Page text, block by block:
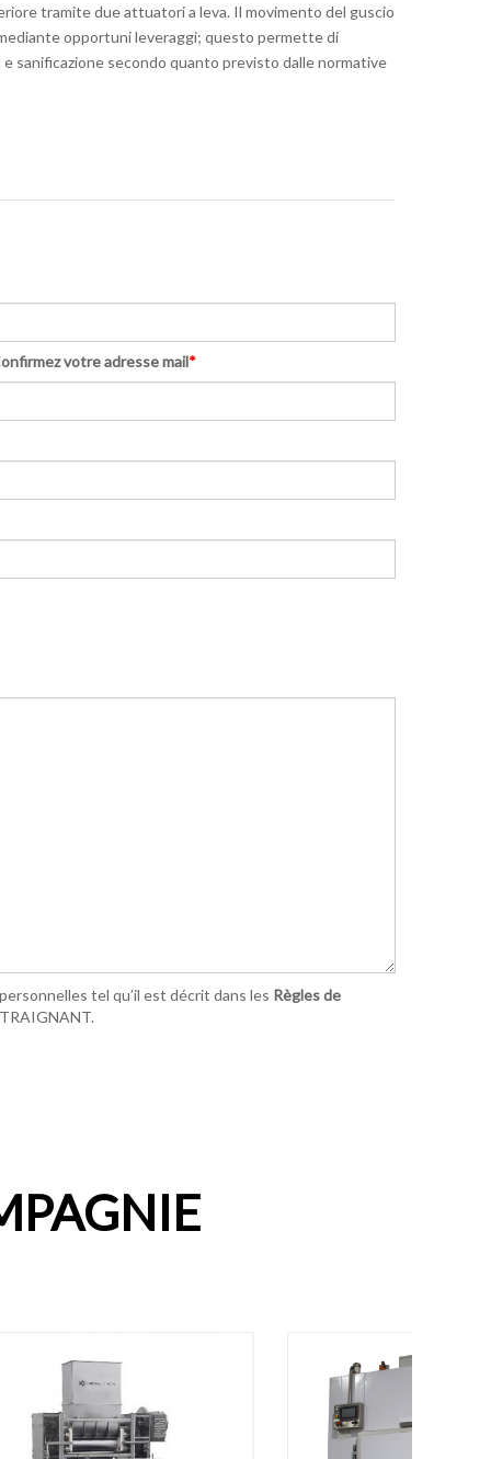
tramite due attuatori a leva. Il movimento del guscio
opportuni leveraggi; questo permette di
sanificazione secondo quanto previsto dalle normative
votre adresse mail*
tel qu’il est décrit dans les Règles de